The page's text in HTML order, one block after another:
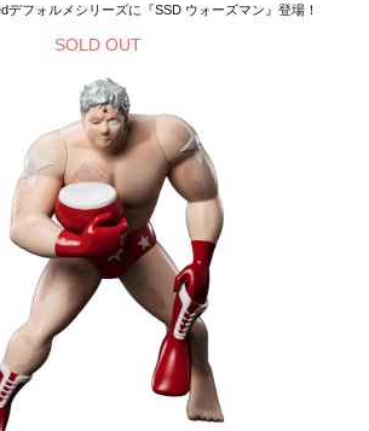
デフォルメシリーズに『SSD ウォーズマン』登場！
SOLD OUT